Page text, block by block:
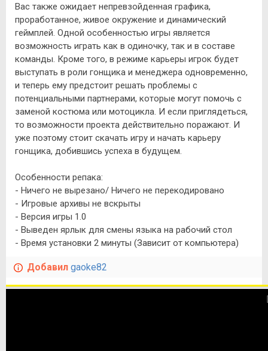
Вас также ожидает непревзойденная графика,
проработанное, живое окружение и динамический
геймплей. Одной особенностью игры является
возможность играть как в одиночку, так и в составе
команды. Кроме того, в режиме карьеры игрок будет
выступать в роли гонщика и менеджера одновременно,
и теперь ему предстоит решать проблемы с
потенциальными партнерами, которые могут помочь с
заменой костюма или мотоцикла. И если приглядеться,
то возможности проекта действительно поражают. И
уже поэтому стоит скачать игру и начать карьеру
гонщика, добившись успеха в будущем.
Особенности репака:
- Ничего не вырезано/ Ничего не перекодировано
- Игровые архивы не вскрыты
- Версия игры 1.0
- Выведен ярлык для смены языка на рабочий стол
- Время установки 2 минуты (Зависит от компьютера)
Добавил gaoke82